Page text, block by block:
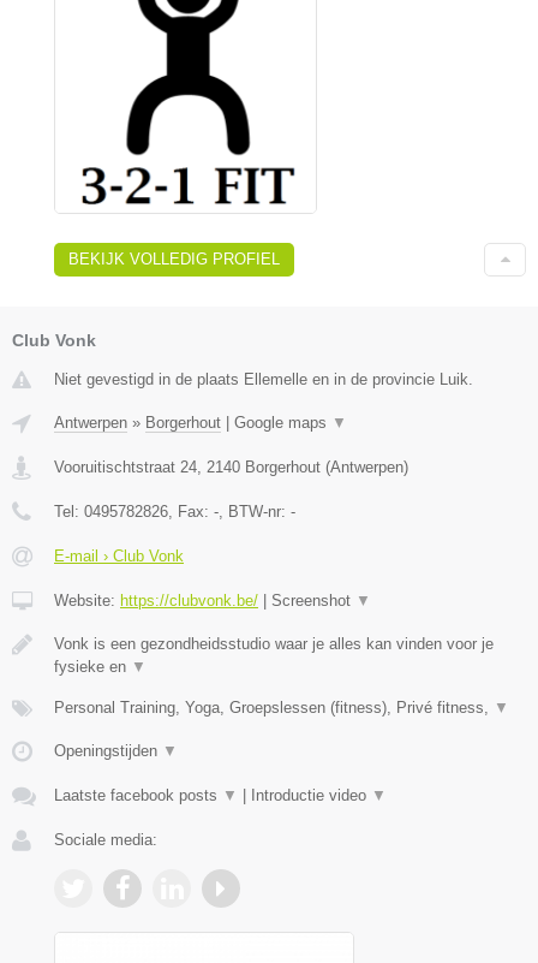
BEKIJK VOLLEDIG PROFIEL
Club Vonk
Niet gevestigd in de plaats Ellemelle en in de provincie Luik.
Antwerpen » Borgerhout | Google maps ▼
Vooruitischtstraat 24 2140 Borgerhout (Antwerpen)
Tel: 0495782826 , Fax: - , BTW-nr: -
E-mail › Club Vonk
Website: https://clubvonk.be/ | Screenshot ▼
Vonk is een gezondheidsstudio waar je alles kan vinden voor je
fysieke en ▼
Personal Training, Yoga, Groepslessen (fitness), Privé fitness, ▼
Openingstijden ▼
Laatste facebook posts ▼ | Introductie video ▼
Sociale media: